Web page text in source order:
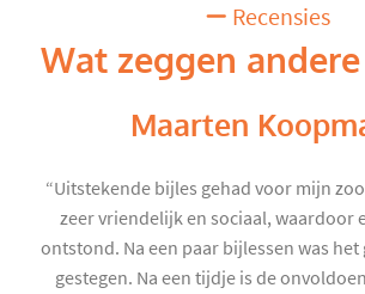
Recensies
Wat zeggen
Maarten
“Uitstekende bijles gehad voor mijn
zeer vriendelijk en sociaal, waardoor
ontstond. Na een paar bijlessen was
gestegen. Na een tijdje is de